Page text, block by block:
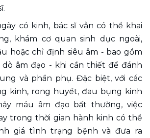
có kinh, bác sĩ vẫn có thể khai
khám cơ quan sinh dục ngoài,
hoặc chỉ định siêu âm - bao gồm
dò âm đạo - khi cần thiết để đánh
và phần phụ. Đặc biệt, với các
kinh, rong huyết, đau bụng kinh
máu âm đạo bất thường, việc
trong thời gian hành kinh có thể
giá tình trạng bệnh và đưa ra